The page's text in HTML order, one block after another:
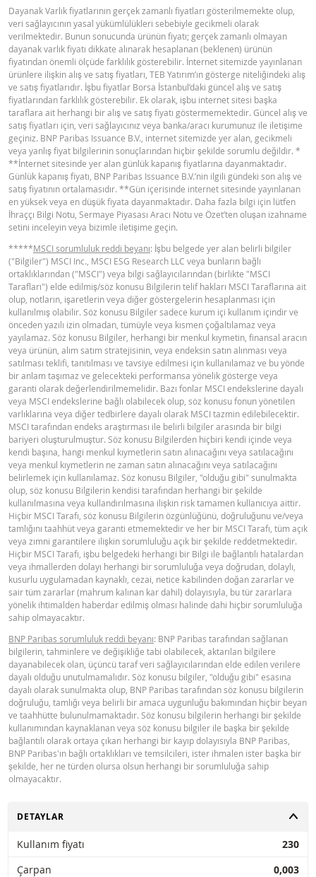
BNP PARIBAS IHRACCI BILGI
DOKUMANI (15 NISAN 2026)
YASAL DOKÜMANLAR
BNPP SPK ONAYLI OZET (15 NISAN
2026 IHRACI)
PDF
BNPP SPK ONAYLI SERMAYE PIYASASI
ARACI NOTU (15 NISAN 2026 IHRACI) 1
PDF
BNPP SPK ONAYLI SERMAYE PIYASASI
ARACI NOTU (15 NISAN 2026 IHRACI) 2
FIYAT BILGISI
Latest Product Quotes
Gösterge fiyat hesaplanamadı.
Dayanak Varlık fiyatlarının gerçek zamanlı fiyatları gösterilmemekte olup,
veri sağlayıcının yasal yükümlülükleri sebebiyle gecikmeli olarak
verilmektedir. Bunun sonucunda ürünün fiyatı; gerçek zamanlı olmayan
dayanak varlık fiyatı dikkate alınarak hesaplanan (beklenen) ürünün
fiyatından önemli ölçüde farklılık gösterebilir. İnternet sitemizde yayınlanan
ürünlere ilişkin alış ve satış fiyatları, TEB Yatırım’ın gösterge niteliğindeki alış
ve satış fiyatlarıdır. İşbu fiyatlar Borsa İstanbul’daki güncel alış ve satış
fiyatlarından farklılık gösterebilir. Ek olarak, işbu internet sitesi başka
taraflara ait herhangi bir alış ve satış fiyatı göstermemektedir. Güncel alış ve
satış fiyatları için, veri sağlayıcınız veya banka/aracı kurumunuz ile iletişime
geçiniz. BNP Paribas Issuance B.V., internet sitemizde yer alan, gecikmeli
veya yanlış fiyat bilgilerinin sonuçlarından hiçbir şekilde sorumlu değildir. *
**İnternet sitesinde yer alan günlük kapanış fiyatlarına dayanmaktadır.
Günlük kapanış fiyatı, BNP Paribas Issuance B.V.’nin ilgili gündeki son alış ve
satış fiyatının ortalamasıdır. **Gün içerisinde internet sitesinde yayınlanan
en yüksek veya en düşük fiyata dayanmaktadır. Daha fazla bilgi için lütfen
İhraççı Bilgi Notu, Sermaye Piyasası Aracı Notu ve Özet’ten oluşan izahname
setini inceleyin veya bizimle iletişime geçin.
*****MSCI sorumluluk reddi beyanı: İşbu belgede yer alan belirli bilgiler
("Bilgiler") MSCI Inc., MSCI ESG Research LLC veya bunların bağlı
ortaklıklarından ("MSCI") veya bilgi sağlayıcılarından (birlikte "MSCI
Tarafları") elde edilmiş/söz konusu Bilgilerin telif hakları MSCI Taraflarına ait
olup, notların, işaretlerin veya diğer göstergelerin hesaplanması için
kullanılmış olabilir. Söz konusu Bilgiler sadece kurum içi kullanım içindir ve
önceden yazılı izin olmadan, tümüyle veya kısmen çoğaltılamaz veya
yayılamaz. Söz konusu Bilgiler, herhangi bir menkul kıymetin, finansal aracın
veya ürünün, alım satım stratejisinin, veya endeksin satın alınması veya
satılması teklifi, tanıtılması ve tavsiye edilmesi için kullanılamaz ve bu yönde
bir anlam taşımaz ve gelecekteki performansa yönelik gösterge veya
garanti olarak değerlendirilmemelidir. Bazı fonlar MSCI endekslerine dayalı
veya MSCI endekslerine bağlı olabilecek olup, söz konusu fonun yönetilen
varlıklarına veya diğer tedbirlere dayalı olarak MSCI tazmin edilebilecektir.
MSCI tarafından endeks araştırması ile belirli bilgiler arasında bir bilgi
bariyeri oluşturulmuştur. Söz konusu Bilgilerden hiçbiri kendi içinde veya
kendi başına, hangi menkul kıymetlerin satın alınacağını veya satılacağını
veya menkul kıymetlerin ne zaman satın alınacağını veya satılacağını
belirlemek için kullanılamaz. Söz konusu Bilgiler, "olduğu gibi" sunulmakta
olup, söz konusu Bilgilerin kendisi tarafından herhangi bir şekilde
kullanılmasına veya kullandırılmasına ilişkin risk tamamen kullanıcıya aittir.
Hiçbir MSCI Tarafı, söz konusu Bilgilerin özgünlüğünü, doğruluğunu ve/veya
tamlığını taahhüt veya garanti etmemektedir ve her bir MSCI Tarafı, tüm açık
veya zımni garantilere ilişkin sorumluluğu açık bir şekilde reddetmektedir.
Hiçbir MSCI Tarafı, işbu belgedeki herhangi bir Bilgi ile bağlantılı hatalardan
veya ihmallerden dolayı herhangi bir sorumluluğa veya doğrudan, dolaylı,
kusurlu uygulamadan kaynaklı, cezai, netice kabilinden doğan zararlar ve
sair tüm zararlar (mahrum kalınan kar dahil) dolayısıyla, bu tür zararlara
yönelik ihtimalden haberdar edilmiş olması halinde dahi hiçbir sorumluluğa
sahip olmayacaktır.
BNP Paribas sorumluluk reddi beyanı: BNP Paribas tarafından sağlanan
bilgilerin, tahminlere ve değişikliğe tabi olabilecek, aktarılan bilgilere
dayanabilecek olan, üçüncü taraf veri sağlayıcılarından elde edilen verilere
dayalı olduğu unutulmamalıdır. Söz konusu bilgiler, "olduğu gibi" esasına
dayalı olarak sunulmakta olup, BNP Paribas tarafından söz konusu bilgilerin
doğruluğu, tamlığı veya belirli bir amaca uygunluğu bakımından hiçbir beyan
ve taahhütte bulunulmamaktadır. Söz konusu bilgilerin herhangi bir şekilde
kullanımından kaynaklanan veya söz konusu bilgiler ile başka bir şekilde
bağlantılı olarak ortaya çıkan herhangi bir kayıp dolayısıyla BNP Paribas,
BNP Paribas'ın bağlı ortaklıkları ve temsilcileri, ister ihmalen ister başka bir
şekilde, her ne türden olursa olsun herhangi bir sorumluluğa sahip
olmayacaktır.
AÇ
DETAYLAR
Kullanım fiyatı
230
Çarpan
0,003